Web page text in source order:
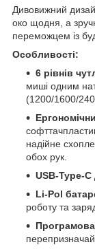
Дивовижний
око щодня, а
переможцем із
Особливості:
6 рівнів
миші одним
(1200/1600/
надійне
обох рук.
USB-Type-C
Li-Pol
роботу та